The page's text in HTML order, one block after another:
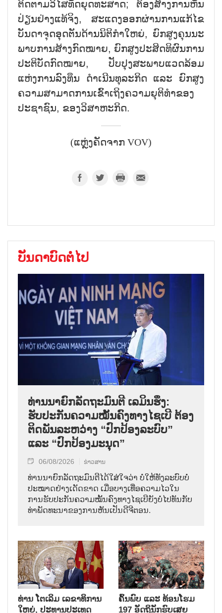
ຕິດ​ຕາມ​ວິ​ໄສ​ທັດ​ຍຸດ​ທະ​ສາດ; ຕ້ອງ​ສ້າງ​ການ​ຫັນ​
ປ່ຽນ​ຢ່າງ​ແທ້​ຈິງ, ສະ​ແດງ​ອອກ​ຜ່ານ​ການ​ແກ້​ໄຂ​
ບັນ​ດາ​ຈຸດອ​ຸດ​ຕັນ​ດ້ານ​ນິ​ຕິ​ກຳ​ໃຫຍ່, ຍົກ​ສູງ​ຄຸນ​ນະ​
ພາບ​ການ​ສ້າງ​ກົດ​ໝາຍ, ຍົກ​ສູງ​ປະ​ສິດ​ທິ​ຜົນ​ການ​
ປະ​ຕິ​ບັດ​ກົດ​ໝາຍ, ປັບ​ປຸງ​ສະ​ພາບ​ແວດ​ລ້ອມ​
ແຫ່ງ​ການ​ລົງ​ທຶນ ດຳ​ເນີນ​ທຸ​ລະ​ກິດ ແລະ ຍົກ​ສູງ​
ຄວາມ​ສາ​ມາດ​ການເຂົ້າ​ເຖິງຄວາມ​ຍຸ​ຕິ​ທຳ​ຂອງ​
ປະ​ຊາ​ຊົນ, ຂອງວິ​ສາ​ຫະ​ກິດ.
(ແຫຼ່ງຄັດຈາກ VOV)
ບັນດາບົດຕໍ່ໄປ
ທ່ານນາຍົກລັດຖະມົນຕີ ເລມິນຮຶງ:
ຮັບປະກັນຄວາມໝັ້ນຄົງທາງໄຊເບີ ຕ້ອງ
ຕິດພັນລະຫວ່າງ “ປົກປ້ອງລະບົບ”
ແລະ “ປົກປ້ອງມະນຸດ”
06/08/2026 ຂ່າວສານ
ທ່ານນາຍົກລັດຖະມົນຕີໄດ້ໃສ່ໃຈວ່າ ບໍ່ໃຫ້ທັງລະບົບບໍ່
ປະໝາດຢ່າງເດັດຂາດ ເມື່ອບາງເທື່ອຄວາມໄວໃນ
ການຮັບປະກັນຄວາມໝັ້ນຄົງທາງໄຊເບີຍັງບໍ່ໄປທັນກັບ
ທ່າພັດທະນາຂອງການຫັນເປັນດີຈີຕອນ.
ທ່ານ ໂຕ​ເລິມ ເລ​ຂາ​ທິ​ການ​
ໃຫຍ່, ປະ​ທານ​ປະ​ເທດ ​
ຄົ້ນ​ພົບ ແລະ ທ້ອນ​ໂຮມ
197 ອັດ​ຖິ​ນັກ​ຮົບ​ເສຍ​